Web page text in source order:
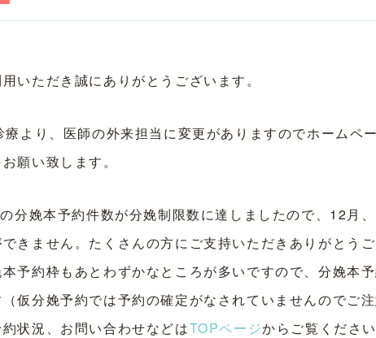
いただき誠にありがとうございます。
より、医師の外来担当に変更がありますのでホームペ
願い致します。
分娩本予約件数が分娩制限数に達しましたので、12月
きません。たくさんの方にご支持いただきありがとう
予約枠もあとわずかなところが多いですので、分娩本
仮分娩予約では予約の確定がなされていませんのでご
状況、お問い合わせなどはTOPページからご覧くださ